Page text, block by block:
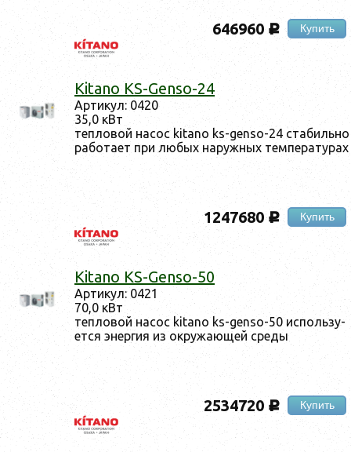
646960 c Купить
Kitano KS-Genso-24
Ар­ти­кул: 0420
35,0 кВт
теп­ло­вой на­сос kitano ks-genso-24 ста­биль­но
ра­бота­ет при лю­бых на­руж­ных тем­пе­рату­рах
1247680c Купить
Kitano KS-Genso-50
Ар­ти­кул: 0421
70,0 кВт
теп­ло­вой на­сос kitano ks-genso-50 ис­поль­зу­
ет­ся энер­гия из ок­ру­жа­ющей сре­ды
2534720 c Купить